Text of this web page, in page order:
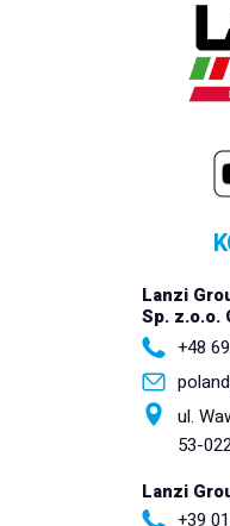
Lanzi
Sp. z.o.o.
+48
ul.
53-
Lanzi
+39